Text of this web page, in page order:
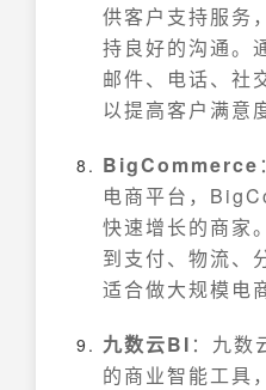
供客户支持服务
持良好的沟通。
邮件、电话、社
以提高客户满意
BigCommerce
电商平台，
快速增长的商家
到支付、物流、
适合做大规模电
九数云BI ：九数
的商业智能工具